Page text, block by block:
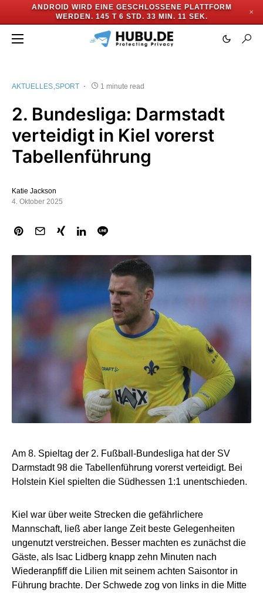
ANDROID WIRD EINE GESCHLOSSENE PLATTFORM
WERDEN. 145 T 6 STD. 33 MIN. 10 SEK.
✕
AKTUELLES SPORT 1 minute read
2. Bundesliga: Darmstadt
verteidigt in Kiel vorerst
Tabellenführung
Katie Jackson
4. Oktober 2025
Am 8. Spieltag der 2. Fußball-Bundesliga hat der SV
Darmstadt 98 die Tabellenführung vorerst verteidigt. Bei
Holstein Kiel spielten die Südhessen 1:1 unentschieden.
Kiel war über weite Strecken die gefährlichere
Mannschaft, ließ aber lange Zeit beste Gelegenheiten
ungenutzt verstreichen. Besser machten es zunächst die
Gäste, als Isac Lidberg knapp zehn Minuten nach
Wiederanpfiff die Lilien mit seinem achten Saisontor in
Führung brachte. Der Schwede zog von links in die Mitte